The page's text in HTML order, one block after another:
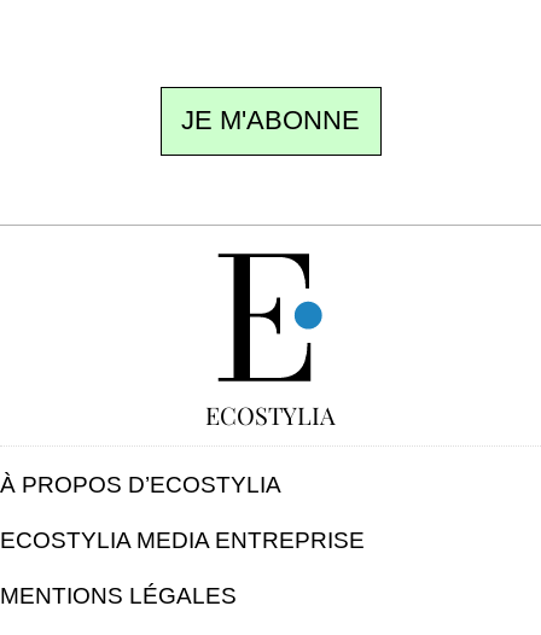
JE M'ABONNE
ECOSTYLIA
À PROPOS D’ECOSTYLIA
ECOSTYLIA MEDIA ENTREPRISE
MENTIONS LÉGALES